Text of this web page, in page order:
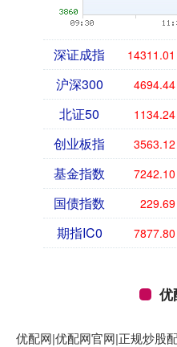
深证成指 14311.01
沪深300 4694.44
北证50 1134.24
创业板指 3563.12
基金指数 7242.10
国债指数 229.69
期指IC0 7877.80
优
优配网|优配网官网|正规炒股